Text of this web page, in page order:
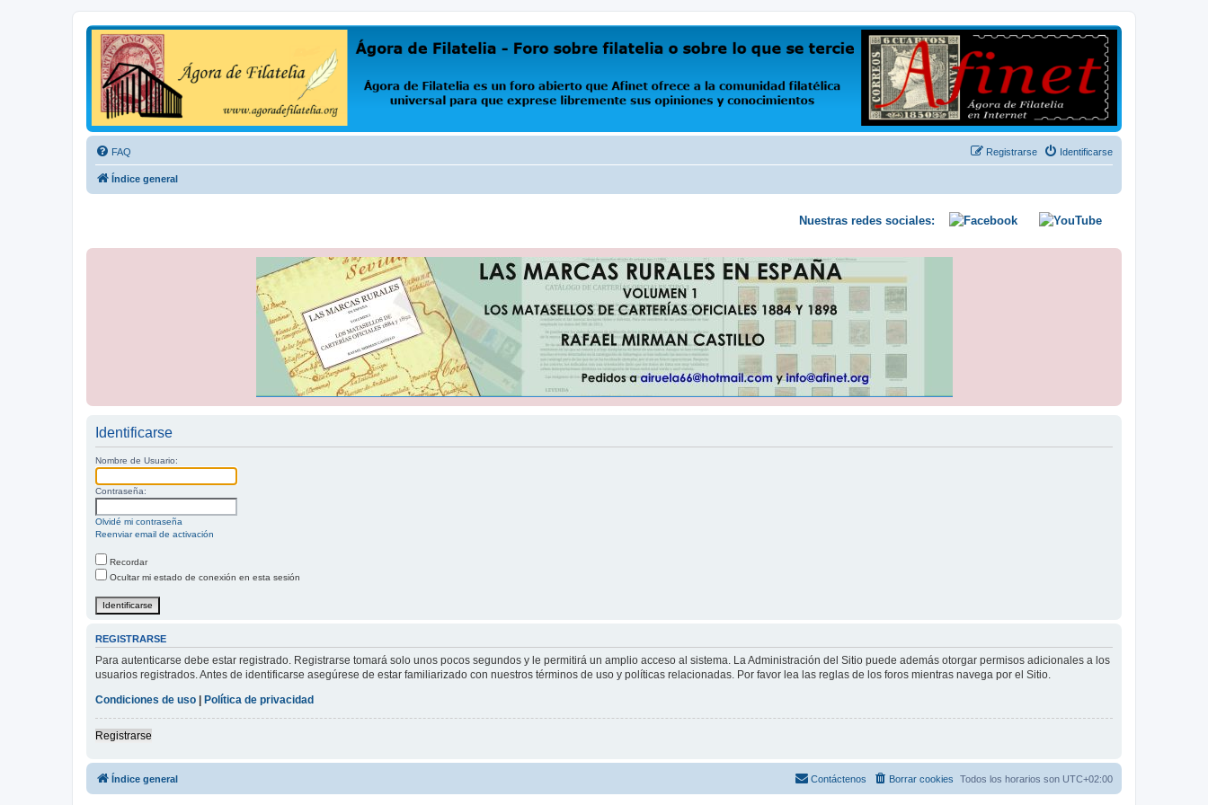
Ágora de Filatelia
Foro sobre filatelia o sobre lo que se tercie. Ágora de Filatelia es un foro abierto que Afinet ofrece a la comunidad filatélica universal para que exprese libremente sus opiniones y conocimientos
FAQ Identificarse
Registrarse
Índice general
Nuestras redes sociales:
Identificarse
Nombre de Usuario:
Contraseña:
Olvidé mi contraseña
Reenviar email de activación
Recordar
Ocultar mi estado de conexión en esta sesión
REGISTRARSE
Para autenticarse debe estar registrado. Registrarse tomará solo unos pocos segundos y le permitirá un amplio acceso al sistema. La Administración del Sitio puede además otorgar permisos adicionales a los
usuarios registrados. Antes de identificarse asegúrese de estar familiarizado con nuestros términos de uso y políticas relacionadas. Por favor lea las reglas de los foros mientras navega por el Sitio.
Condiciones de uso | Política de privacidad
Registrarse
Índice general Todos los horarios son UTC+02:00
Borrar cookies
Contáctenos